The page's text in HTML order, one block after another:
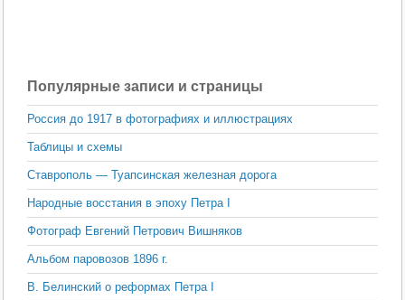
Популярные записи и страницы
Россия до 1917 в фотографиях и иллюстрациях
Таблицы и схемы
Ставрополь — Туапсинская железная дорога
Народные восстания в эпоху Петра I
Фотограф Евгений Петрович Вишняков
Альбом паровозов 1896 г.
В. Белинский о реформах Петра I